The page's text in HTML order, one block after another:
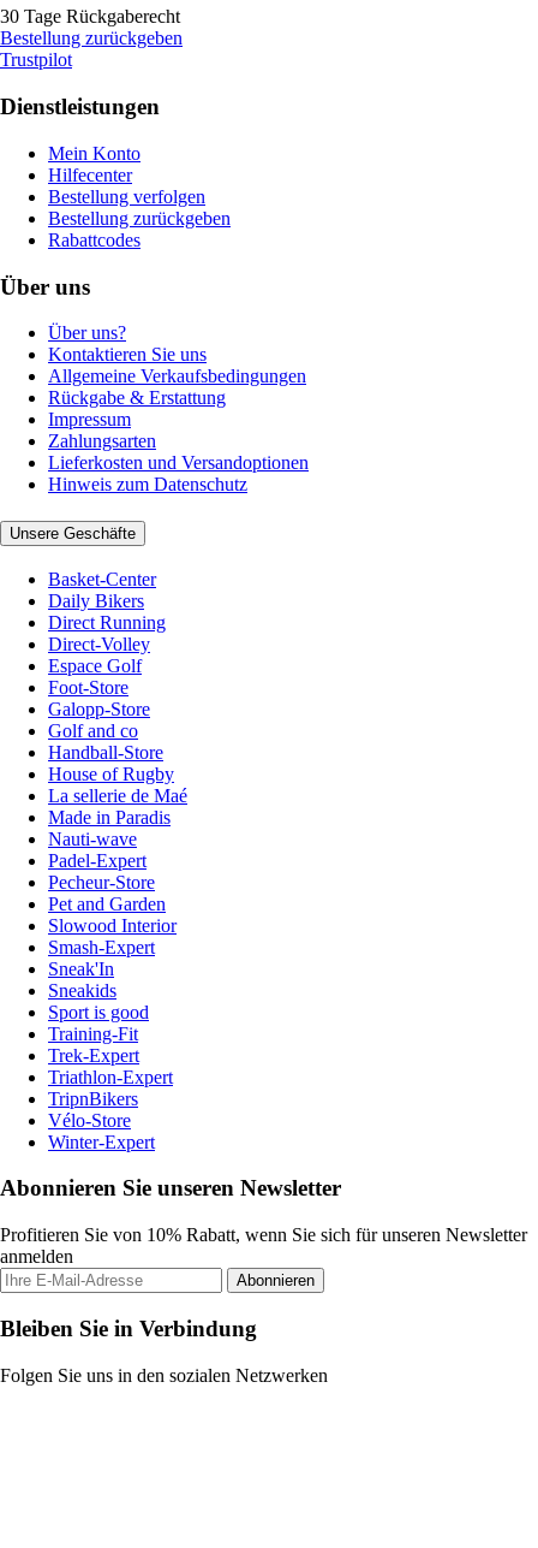
30 Tage Rückgaberecht
Bestellung zurückgeben
Trustpilot
Dienstleistungen
Mein Konto
Hilfecenter
Bestellung verfolgen
Bestellung zurückgeben
Rabattcodes
Über uns
Über uns?
Kontaktieren Sie uns
Allgemeine Verkaufsbedingungen
Rückgabe & Erstattung
Impressum
Zahlungsarten
Lieferkosten und Versandoptionen
Hinweis zum Datenschutz
Unsere Geschäfte
Basket-Center
Daily Bikers
Direct Running
Direct-Volley
Espace Golf
Foot-Store
Galopp-Store
Golf and co
Handball-Store
House of Rugby
La sellerie de Maé
Made in Paradis
Nauti-wave
Padel-Expert
Pecheur-Store
Pet and Garden
Slowood Interior
Smash-Expert
Sneak'In
Sneakids
Sport is good
Training-Fit
Trek-Expert
Triathlon-Expert
TripnBikers
Vélo-Store
Winter-Expert
Abonnieren Sie unseren Newsletter
Profitieren Sie von 10% Rabatt, wenn Sie sich für unseren Newsletter
anmelden
Abonnieren
Bleiben Sie in Verbindung
Folgen Sie uns in den sozialen Netzwerken